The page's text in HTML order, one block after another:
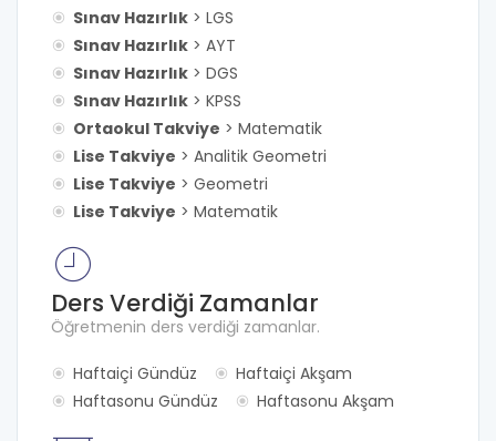
Sınav Hazırlık > LGS
Sınav Hazırlık > AYT
Sınav Hazırlık > DGS
Sınav Hazırlık > KPSS
Ortaokul Takviye > Matematik
Lise Takviye > Analitik Geometri
Lise Takviye > Geometri
Lise Takviye > Matematik
Ders Verdiği Zamanlar
Öğretmenin ders verdiği zamanlar.
Haftaiçi Gündüz
Haftaiçi Akşam
Haftasonu Gündüz
Haftasonu Akşam